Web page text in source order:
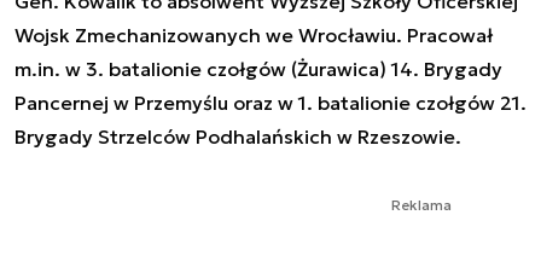
Wojsk Zmechanizowanych we Wrocławiu. Pracował
m.in. w 3. batalionie czołgów (Żurawica) 14. Brygady
Pancernej w Przemyślu oraz w 1. batalionie czołgów 21.
Brygady Strzelców Podhalańskich w Rzeszowie.
Reklama